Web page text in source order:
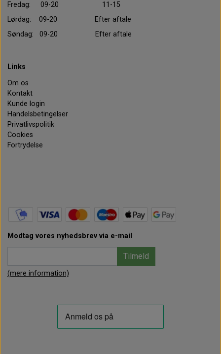
Fredag: 09-20 11-15
Lørdag: 09-20 Efter aftale
Søndag: 09-20 Efter aftale
Links
Om os
Kontakt
Kunde login
Handelsbetingelser
Privatlivspolitik
Cookies
Fortrydelse
Modtag vores nyhedsbrev via e-mail
Tilmeld
(mere information)